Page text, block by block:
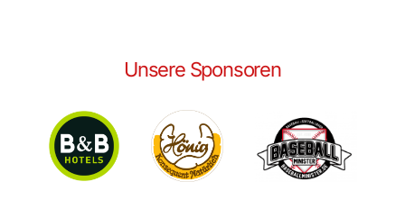
Unsere Sponsoren